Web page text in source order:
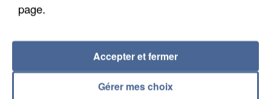
L’UN DES FONDATEURS SUPPOSÉS DE LA DZ
MAFIA INTERPELLÉ EN ALGÉRIE
page.
Gérer mes choix
Accepter et fermer